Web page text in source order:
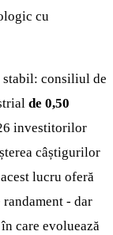
cu
stabil: consiliul de
de 0,50
investitorilor
câștigurilor
lucru oferă
- dar
care evoluează